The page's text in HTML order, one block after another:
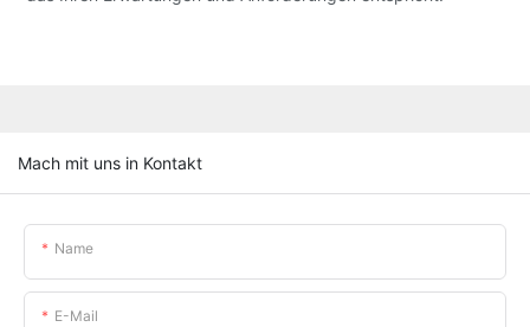
Mach mit uns in Kontakt
Name
E-Mail